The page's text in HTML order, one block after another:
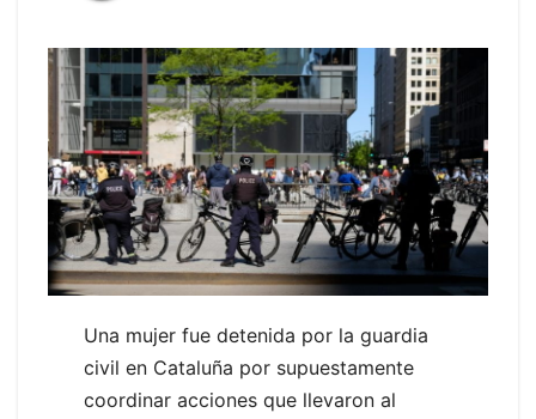
Una mujer fue detenida por la guardia
civil en Cataluña por supuestamente
coordinar acciones que llevaron al